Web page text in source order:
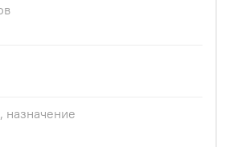
назначение